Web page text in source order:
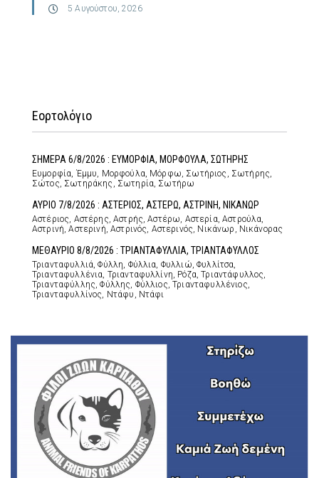
5 Αυγούστου, 2026
Εορτολόγιο
ΣΗΜΕΡΑ 6/8/2026 : ΕΥΜΟΡΦΙΑ, ΜΟΡΦΟΥΛΑ, ΣΩΤΗΡΗΣ
Ευμορφία, Έμμυ, Μορφούλα, Μόρφω, Σωτήριος, Σωτήρης,
Σώτος, Σωτηράκης, Σωτηρία, Σωτήρω
ΑΥΡΙΟ 7/8/2026 : ΑΣΤΕΡΙΟΣ, ΑΣΤΕΡΩ, ΑΣΤΡΙΝΗ, ΝΙΚΑΝΩΡ
Αστέριος, Αστέρης, Αστρής, Αστέρω, Αστερία, Αστρούλα,
Αστρινή, Αστερινή, Αστρινός, Αστερινός, Νικάνωρ, Νικάνορας
ΜΕΘΑΥΡΙΟ 8/8/2026 : ΤΡΙΑΝΤΑΦΥΛΛΙΑ, ΤΡΙΑΝΤΑΦΥΛΛΟΣ
Τριανταφυλλιά, Φύλλη, Φύλλια, Φυλλιώ, Φυλλίτσα,
Τριανταφυλλένια, Τριανταφυλλίνη, Ρόζα, Τριαντάφυλλος,
Τριανταφύλλης, Φύλλης, Φύλλιος, Τριανταφυλλένιος,
Τριανταφυλλίνος, Ντάφυ, Ντάφι